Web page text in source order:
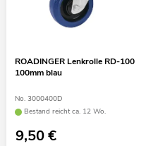
ROADINGER Lenkrolle RD-100
100mm blau
No. 3000400D
Bestand reicht ca. 12 Wo.
9,50€